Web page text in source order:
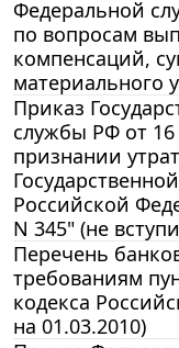
Федеральной
по вопросам
компенсаций,
материального
Приказ
службы РФ от 16
признании
Российской
N 345" (не
Перечень
требованиям
кодекса
на 01.03.2010)